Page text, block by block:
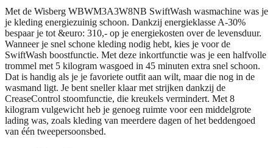
Met de Wisberg WBWM3A3W8NB SwiftWash wasmachine was je
je kleding energiezuinig schoon. Dankzij energieklasse A-30%
bespaar je tot &euro: 310,- op je energiekosten over de levensduur.
Wanneer je snel schone kleding nodig hebt, kies je voor de
SwiftWash boostfunctie. Met deze inkortfunctie was je een halfvolle
trommel met 5 kilogram wasgoed in 45 minuten extra snel schoon.
Dat is handig als je je favoriete outfit aan wilt, maar die nog in de
wasmand ligt. Je bent sneller klaar met strijken dankzij de
CreaseControl stoomfunctie, die kreukels vermindert. Met 8
kilogram vulgewicht heb je genoeg ruimte voor een middelgrote
lading was, zoals kleding van meerdere dagen of het beddengoed
van één tweepersoonsbed.